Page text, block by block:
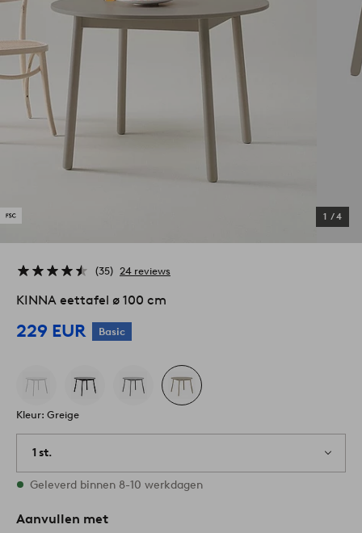
1 /4
35 24 reviews
KINNA eettafel ø 100 cm
229 EUR Basic
Kleur: Greige
1 st.
Op voorraad
Geleverd binnen 8-10 werkdagen
Aanvullen met